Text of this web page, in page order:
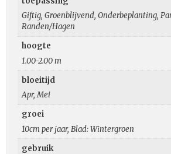
Giftig, Groenblijvend, Onderbeplanting,
Randen/Hagen
hoogte
1.00-2.00 m
bloeitijd
Apr, Mei
groei
10cm per jaar, Blad: Wintergroen
gebruik